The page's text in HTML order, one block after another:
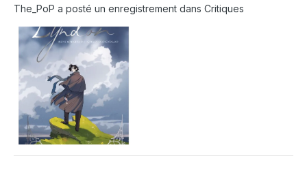
The_PoP a posté un enregistrement dans Critiques